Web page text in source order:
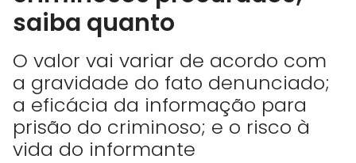
saiba quanto
O valor vai variar de acordo com
a gravidade do fato denunciado;
a eficácia da informação para
prisão do criminoso; e o risco à
vida do informante